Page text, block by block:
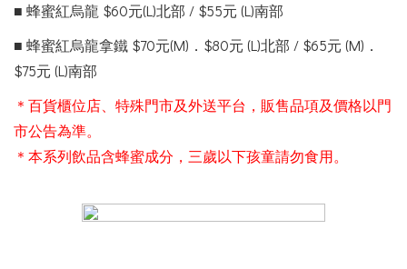
■ 蜂蜜紅烏龍 $60元(L)北部 / $55元 (L)南部
■ 蜂蜜紅烏龍拿鐵 $70元(M)．$80元 (L)北部 / $65元 (M)．
$75元 (L)南部
＊百貨櫃位店、特殊門市及外送平台，販售品項及價格以門
市公告為準。
＊本系列飲品含蜂蜜成分，三歲以下孩童請勿食用。